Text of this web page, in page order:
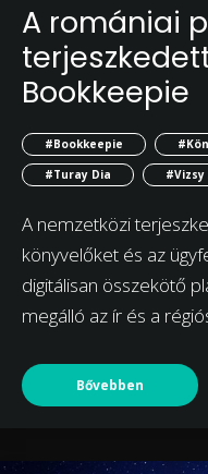
A romániai
Bookkeepie
#Bookkeepie
#Turay Dia
#Vizsy
A nemzetközi
könyvelőket és az
digitálisan összekötő
megálló az ír és a
Bővebben